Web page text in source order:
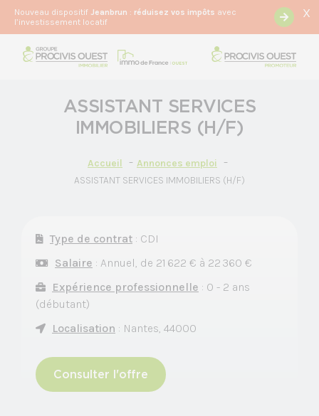
ASSISTANT SERVICES
IMMOBILIERS (H/F)
Accueil
Annonces emploi
ASSISTANT SERVICES IMMOBILIERS (H/F)
Type de contrat : CDI
Salaire : Annuel, de 21 622 € à 22 360 €
Expérience professionnelle : 0 - 2 ans
(débutant)
Localisation : Nantes, 44000
Consulter l'offre
Nouveau dispositif Jeanbrun : réduisez vos impôts avec
l’investissement locatif
X